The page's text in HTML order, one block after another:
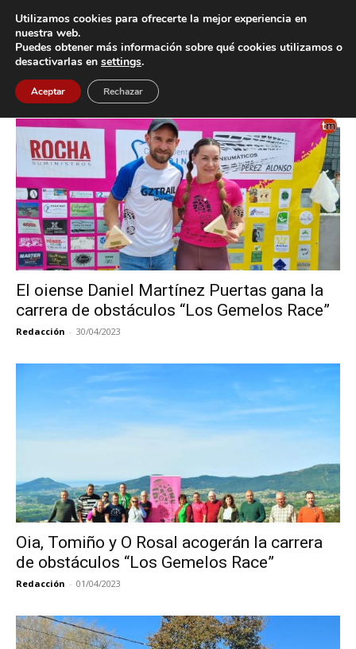
Inicio Etiquetas Los Gemelos Race
Etiqueta: Los Gemelos Race
El oiense Daniel Martínez Puertas gana la
carrera de obstáculos “Los Gemelos Race”
Redacción - 30/04/2023
Oia, Tomiño y O Rosal acogerán la carrera
de obstáculos “Los Gemelos Race”
Redacción - 01/04/2023
Utilizamos cookies para ofrecerte la mejor experiencia en
nuestra web.
Puedes obtener más información sobre qué cookies utilizamos o
desactivarlas en settings.
Aceptar Rechazar